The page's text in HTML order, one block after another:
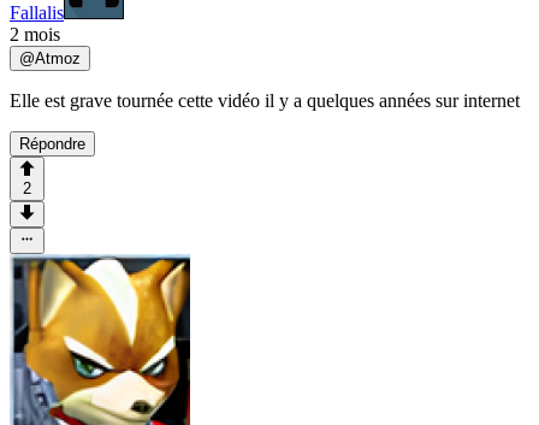
Fallalis
2 mois
@Atmoz
Elle est grave tournée cette vidéo il y a quelques années sur internet
Répondre
2